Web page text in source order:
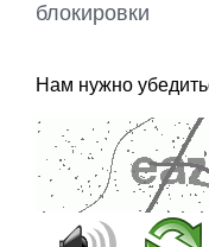
блокировки
Нам нужно